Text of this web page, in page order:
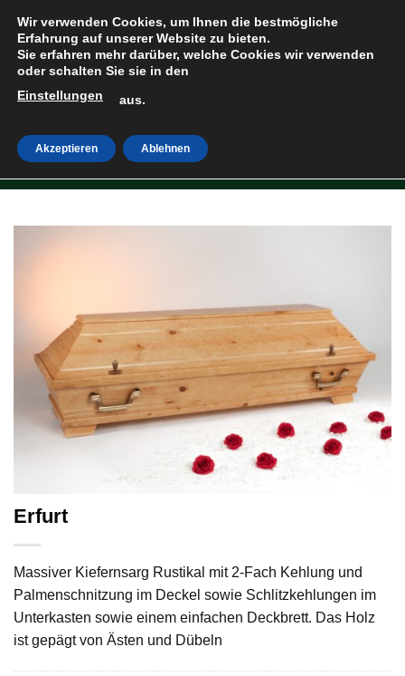
Inhalt
springen
HOME
Erfurt
Massiver Kiefernsarg Rustikal mit 2-Fach Kehlung und
Palmenschnitzung im Deckel sowie Schlitzkehlungen im
Unterkasten sowie einem einfachen Deckbrett. Das Holz
ist gepägt von Ästen und Dübeln
Wir verwenden Cookies, um Ihnen die bestmögliche
Erfahrung auf unserer Website zu bieten.
Sie erfahren mehr darüber, welche Cookies wir verwenden
oder schalten Sie sie in den
Einstellungen
aus.
Akzeptieren Ablehnen